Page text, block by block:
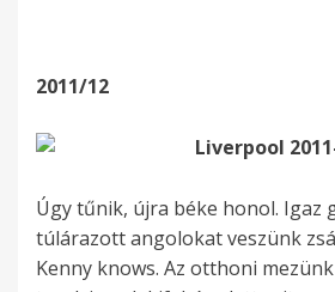
2011/12
Úgy tűnik, újra béke honol. Igaz
túlárazott angolokat veszünk
Kenny knows. Az otthoni